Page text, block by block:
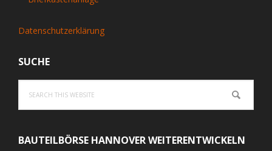
Datenschutzerklärung
SUCHE
this
website
BAUTEILBÖRSE HANNOVER WEITERENTWICKELN